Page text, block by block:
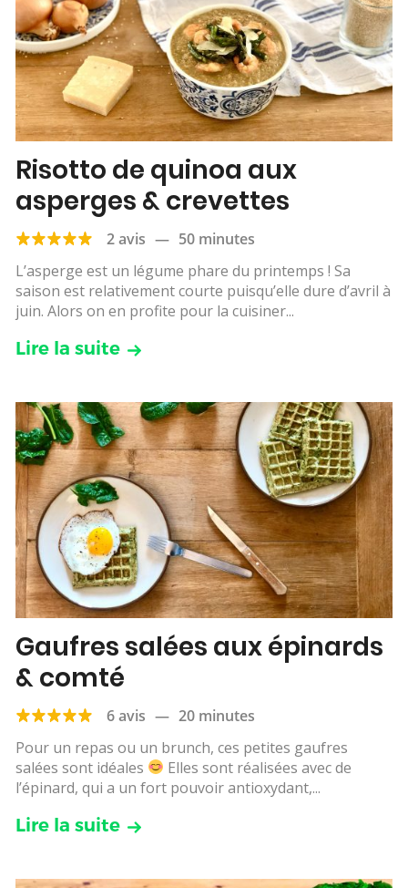
Risotto de quinoa aux
asperges & crevettes
2 avis — 50 minutes
L’asperge est un légume phare du printemps ! Sa
saison est relativement courte puisqu’elle dure d’avril à
juin. Alors on en profite pour la cuisiner...
Lire la suite
Gaufres salées aux épinards
& comté
6 avis — 20 minutes
Pour un repas ou un brunch, ces petites gaufres
salées sont idéales
Elles sont réalisées avec de
l’épinard, qui a un fort pouvoir antioxydant,...
Lire la suite